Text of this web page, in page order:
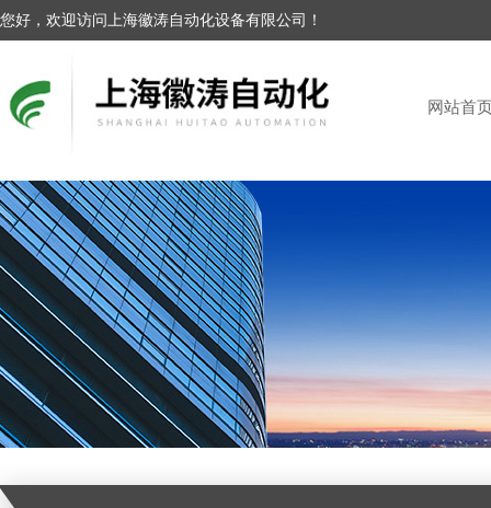
您好，欢迎访问上海徽涛自动化设备有限公司！
网站首